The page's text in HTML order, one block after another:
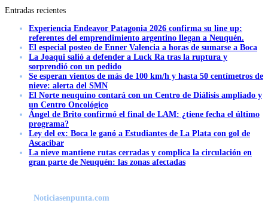
Entradas recientes
Experiencia Endeavor Patagonia 2026 confirma su line up:
referentes del emprendimiento argentino llegan a Neuquén.
El especial posteo de Enner Valencia a horas de sumarse a Boca
La Joaqui salió a defender a Luck Ra tras la ruptura y
sorprendió con un pedido
Se esperan vientos de más de 100 km/h y hasta 50 centímetros de
nieve: alerta del SMN
El Norte neuquino contará con un Centro de Diálisis ampliado y
un Centro Oncológico
Ángel de Brito confirmó el final de LAM: ¿tiene fecha el último
programa?
Ley del ex: Boca le ganó a Estudiantes de La Plata con gol de
Ascacibar
La nieve mantiene rutas cerradas y complica la circulación en
gran parte de Neuquén: las zonas afectadas
Noticiasenpunta.com